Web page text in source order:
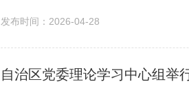
发布时间：2026-04-28
自治区党委理论学习中心组举